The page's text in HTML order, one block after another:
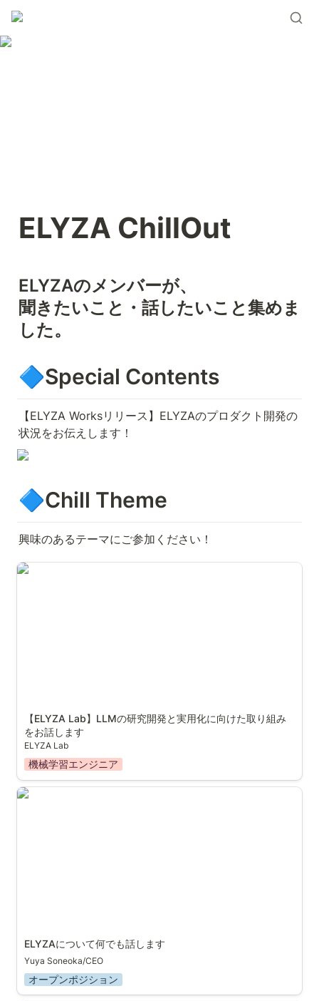
ELYZA ChillOut
ELYZAのメンバーが、
聞きたいこと・話したいこと集めま
した。
🔷Special Contents
【ELYZA Worksリリース】ELYZAのプロダクト開発の
状況をお伝えします！
🔷Chill Theme
興味のあるテーマにご参加ください！
【ELYZA Lab】LLMの研究開発と実用化に向けた取り
【ELYZA Lab】LLMの研究開発と実用化に向けた取り組み
をお話します
ELYZA Lab
機械学習エンジニア
ELYZAについて何でも話します
ELYZAについて何でも話します
Yuya Soneoka/CEO
オープンポジション